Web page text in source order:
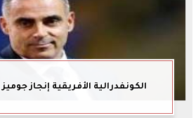
الكونفدرالية الأفريقية إنجاز